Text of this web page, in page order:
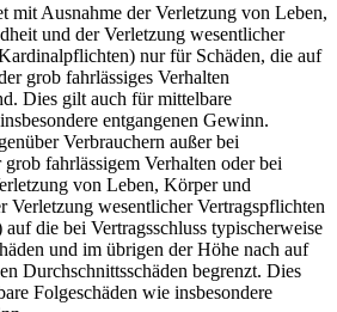
mit Ausnahme der Verletzung von Leben,
und der Verletzung wesentlicher
nur für Schäden, die auf
grob fahrlässiges Verhalten
Dies gilt auch für mittelbare
entgangenen Gewinn.
Verbrauchern außer bei
fahrlässigem Verhalten oder bei
von Leben, Körper und
Verletzung wesentlicher Vertragspflichten
die bei Vertragsschluss typischerweise
und im übrigen der Höhe nach auf
Durchschnittsschäden begrenzt. Dies
Folgeschäden wie insbesondere